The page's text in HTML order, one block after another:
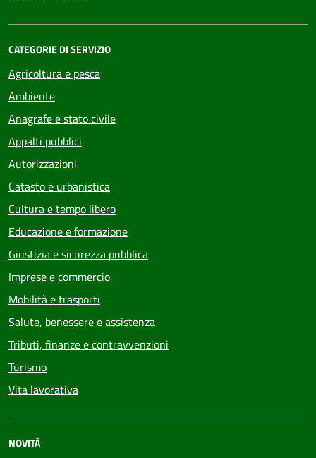
CATEGORIE DI SERVIZIO
Agricoltura e pesca
Ambiente
Anagrafe e stato civile
Appalti pubblici
Autorizzazioni
Catasto e urbanistica
Cultura e tempo libero
Educazione e formazione
Giustizia e sicurezza pubblica
Imprese e commercio
Mobilità e trasporti
Salute, benessere e assistenza
Tributi, finanze e contravvenzioni
Turismo
Vita lavorativa
NOVITÀ